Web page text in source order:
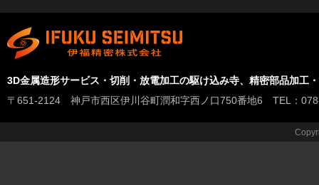
3D金属造形サービス・切削・放電加工の駆け込み寺、精密部品加工
〒651-2124 神戸市西区伊川谷町潤和字西ノ口750番地6 TEL：